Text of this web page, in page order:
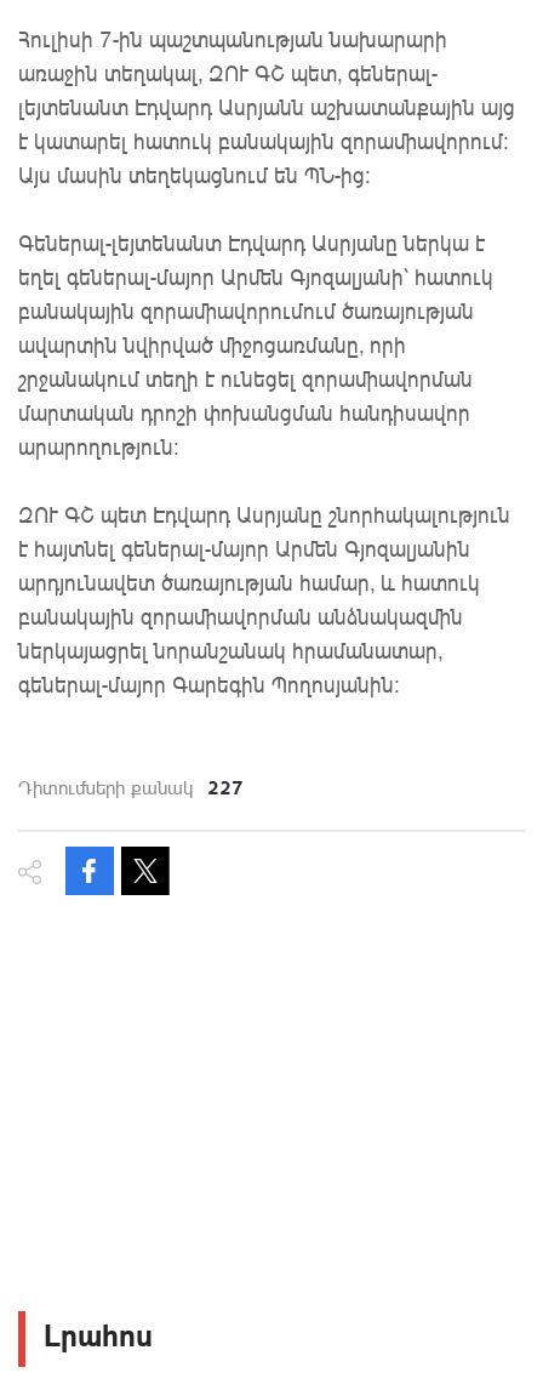
Հուլիսի 7-ին պաշտպանության նախարարի
առաջին տեղակալ, ԶՈՒ ԳՇ պետ, գեներալ-
լեյտենանտ Էդվարդ Ասրյանն աշխատանքային այց
է կատարել հատուկ բանակային զորամիավորում։
Այս մասին տեղեկացնում են ՊՆ-ից:
Գեներալ-լեյտենանտ Էդվարդ Ասրյանը ներկա է
եղել գեներալ-մայոր Արմեն Գյոզալյանի՝ հատուկ
բանակային զորամիավորումում ծառայության
ավարտին նվիրված միջոցառմանը, որի
շրջանակում տեղի է ունեցել զորամիավորման
մարտական դրոշի փոխանցման հանդիսավոր
արարողություն։
ԶՈՒ ԳՇ պետ Էդվարդ Ասրյանը շնորհակալություն
է հայտնել գեներալ-մայոր Արմեն Գյոզալյանին
արդյունավետ ծառայության համար, և հատուկ
բանակային զորամիավորման անձնակազմին
ներկայացրել նորանշանակ հրամանատար,
գեներալ-մայոր Գարեգին Պողոսյանին։
Դիտումների քանակ 227
Լրահոս